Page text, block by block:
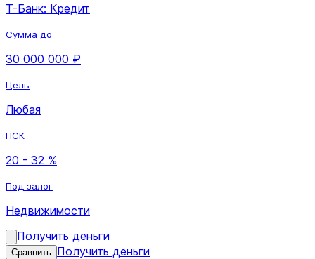
Т-Банк: Кредит
Сумма до
30 000 000 ₽
Цель
Любая
ПСК
20 - 32 %
Под залог
Недвижимости
Получить деньги
Сравнить Получить деньги